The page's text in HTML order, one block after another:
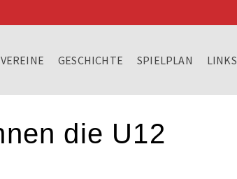
VEREINE GESCHICHTE SPIELPLAN LINKS
die U12